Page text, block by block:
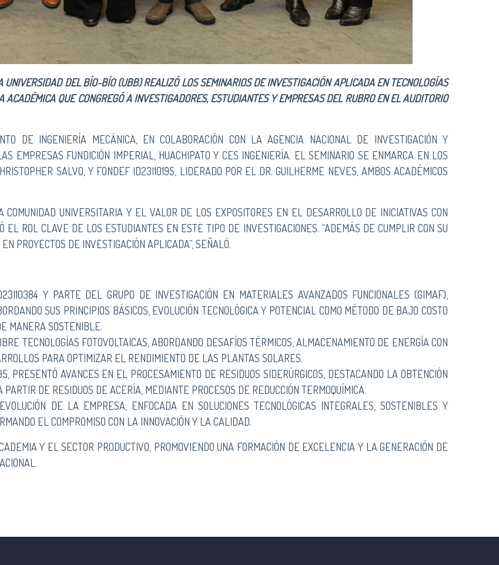
UNIVERSIDAD DEL BÍO-BÍO (UBB) REALIZÓ LOS SEMINARIOS DE INVESTIGACIÓN APLICADA EN TECNOLOGÍAS
QUE CONGREGÓ A INVESTIGADORES, ESTUDIANTES Y EMPRESAS DEL RUBRO EN EL AUDITORIO
DE INGENIERÍA MECÁNICA, EN COLABORACIÓN CON LA AGENCIA NACIONAL DE INVESTIGACIÓN Y
EMPRESAS FUNDICIÓN IMPERIAL, HUACHIPATO Y CES INGENIERÍA. EL SEMINARIO SE ENMARCA EN LOS
SALVO, Y FONDEF ID23I10195, LIDERADO POR EL DR. GUILHERME NEVES, AMBOS ACADÉMICOS
UNIVERSITARIA Y EL VALOR DE LOS EXPOSITORES EN EL DESARROLLO DE INICIATIVAS CON
EL ROL CLAVE DE LOS ESTUDIANTES EN ESTE TIPO DE INVESTIGACIONES. “ADEMÁS DE CUMPLIR CON SU
PROYECTOS DE INVESTIGACIÓN APLICADA”, SEÑALÓ.
Y PARTE DEL GRUPO DE INVESTIGACIÓN EN MATERIALES AVANZADOS FUNCIONALES (GIMAF),
SUS PRINCIPIOS BÁSICOS, EVOLUCIÓN TECNOLÓGICA Y POTENCIAL COMO MÉTODO DE BAJO COSTO
MANERA SOSTENIBLE.
TECNOLOGÍAS FOTOVOLTAICAS, ABORDANDO DESAFÍOS TÉRMICOS, ALMACENAMIENTO DE ENERGÍA CON
PARA OPTIMIZAR EL RENDIMIENTO DE LAS PLANTAS SOLARES.
PRESENTÓ AVANCES EN EL PROCESAMIENTO DE RESIDUOS SIDERÚRGICOS, DESTACANDO LA OBTENCIÓN
DE RESIDUOS DE ACERÍA, MEDIANTE PROCESOS DE REDUCCIÓN TERMOQUÍMICA.
DE LA EMPRESA, ENFOCADA EN SOLUCIONES TECNOLÓGICAS INTEGRALES, SOSTENIBLES Y
EL COMPROMISO CON LA INNOVACIÓN Y LA CALIDAD.
Y EL SECTOR PRODUCTIVO, PROMOVIENDO UNA FORMACIÓN DE EXCELENCIA Y LA GENERACIÓN DE